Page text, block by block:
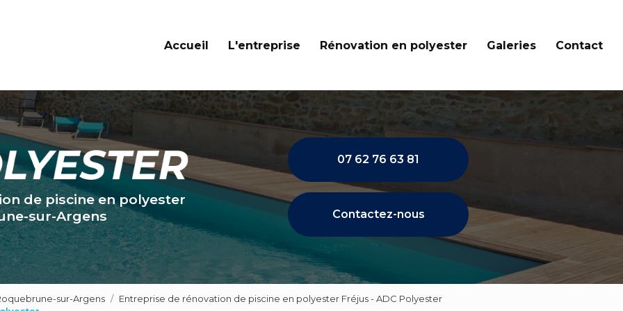
Accueil L'entreprise Rénovation en polyester Galeries Contact
de piscine en polyester
sur-Argens
07 62 76 63 81
Contactez-nous
sur-Argens
Entreprise de rénovation de piscine en polyester Fréjus - ADC Polyester